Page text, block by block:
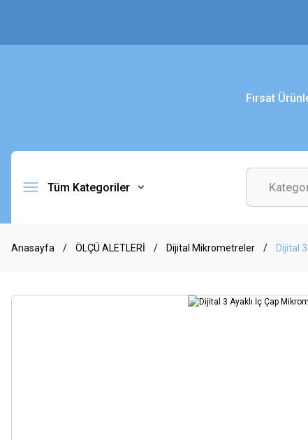
Fırsat
Tüm Kategoriler
Anasayfa ÖLÇÜ ALETLERİ Dijital Mikrometreler Dijital